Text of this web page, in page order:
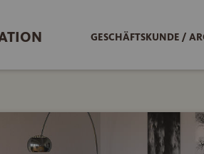
GESCHÄFTSKUNDE /